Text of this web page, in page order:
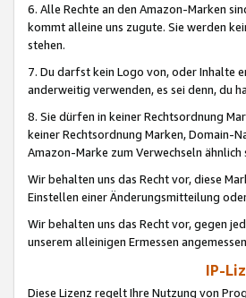
6. Alle Rechte an den Amazon-Marken
kommt alleine uns zugute. Sie werden
stehen.
7. Du darfst kein Logo von, oder Inhalte
anderweitig verwenden, es sei denn, du
8. Sie dürfen in keiner Rechtsordnung
keiner Rechtsordnung Marken, Domain-
Amazon-Marke zum Verwechseln ähnlich
Wir behalten uns das Recht vor, diese
Einstellen einer Änderungsmitteilung
Wir behalten uns das Recht vor, gegen
unserem alleinigen Ermessen
IP-
Diese Lizenz regelt Ihre Nutzung von